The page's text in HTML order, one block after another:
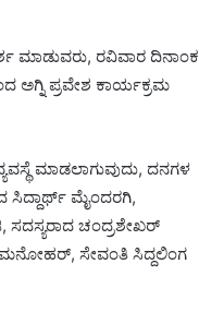
ಮಾಡುವರು, ರವಿವಾರ ದಿನಾಂಕ
ಅಗ್ನಿ ಪ್ರವೇಶ ಕಾರ್ಯಕ್ರಮ
ಮಾಡಲಾಗುವುದು, ದನಗಳ
ಮೈಂದರಗಿ,
ಸದಸ್ಯರಾದ ಚಂದ್ರಶೇಖರ್
ಮನೋಹರ್, ಸೇವಂತಿ ಸಿದ್ದಲಿಂಗ